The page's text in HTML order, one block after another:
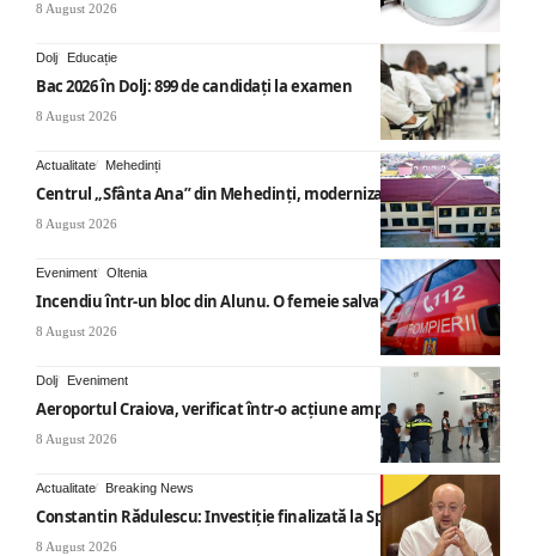
8 August 2026
Dolj Educație
Bac 2026 în Dolj: 899 de candidați la examen
8 August 2026
Actualitate Mehedinți
Centrul „Sfânta Ana” din Mehedinți, modernizat
8 August 2026
Eveniment Oltenia
Incendiu într-un bloc din Alunu. O femeie salvată
8 August 2026
Dolj Eveniment
Aeroportul Craiova, verificat într-o acțiune amplă
8 August 2026
Actualitate Breaking News
Constantin Rădulescu: Investiție finalizată la Spitalul Mihăești
8 August 2026